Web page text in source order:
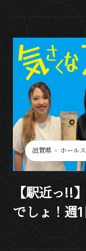
滋賀県 ホール
【駅近っ!!
でしょ！週